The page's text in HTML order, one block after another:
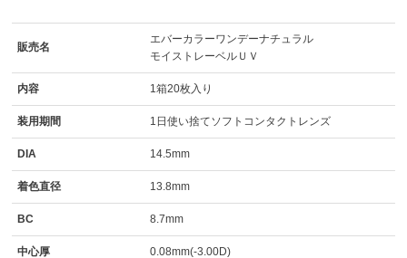
販売名
エバーカラーワンデーナチュラル
モイストレーベルＵＶ
内容 1箱20枚入り
装用期間 1日使い捨てソフトコンタクトレンズ
DIA 14.5mm
着色直径 13.8mm
BC 8.7mm
中心厚 0.08mm(-3.00D)